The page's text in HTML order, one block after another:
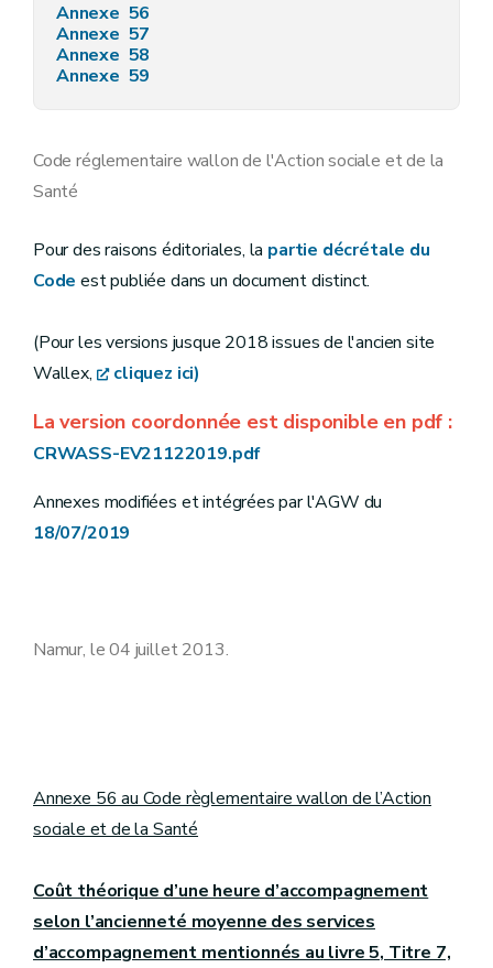
Annexe 56
Annexe 57
Annexe 58
Annexe 59
Code réglementaire wallon de l'Action sociale et de la
Santé
Pour des raisons éditoriales, la partie décrétale du
Code est publiée dans un document distinct.
(Pour les versions jusque 2018 issues de l'ancien site
Wallex,
cliquez ici)
La version coordonnée est disponible en pdf :
CRWASS-EV21122019.pdf
Annexes modifiées et intégrées par l'AGW du
18/07/2019
Namur, le 04 juillet 2013.
Annexe 56 au Code règlementaire wallon de l’Action
sociale et de la Santé
Coût théorique d’une heure d’accompagnement
selon l’ancienneté moyenne des services
d’accompagnement mentionnés au livre 5, Titre 7,